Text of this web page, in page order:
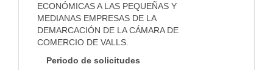
ECONÓMICAS A LAS PEQUEÑAS Y
MEDIANAS EMPRESAS DE LA
DEMARCACIÓN DE LA CÁMARA DE
COMERCIO DE VALLS.
Periodo de solicitudes